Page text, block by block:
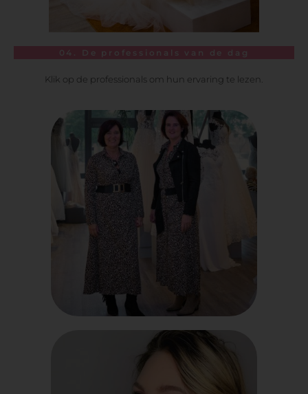
04. De professionals van de dag
Klik op de professionals om hun ervaring te lezen.